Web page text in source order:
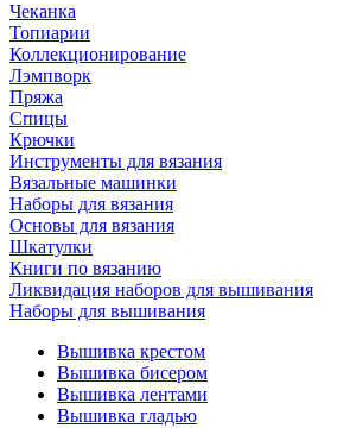
Чеканка
Топиарии
Коллекционирование
Лэмпворк
Пряжа
Спицы
Крючки
Инструменты для вязания
Вязальные машинки
Наборы для вязания
Основы для вязания
Шкатулки
Книги по вязанию
Ликвидация наборов для вышивания
Наборы для вышивания
Вышивка крестом
Вышивка бисером
Вышивка лентами
Вышивка гладью